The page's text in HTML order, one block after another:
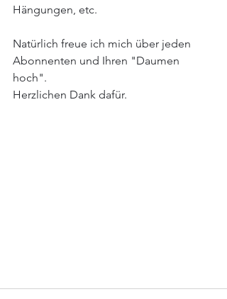
Hängungen, etc.
Natürlich freue ich mich über jeden
Abonnenten und Ihren "Daumen
hoch".
Herzlichen Dank dafür.